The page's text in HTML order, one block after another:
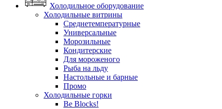
Холодильное оборудование
Холодильные витрины
Среднетемпературные
Универсальные
Морозильные
Кондитерские
Для мороженого
Рыба на льду
Настольные и барные
Промо
Холодильные горки
Be Blocks!